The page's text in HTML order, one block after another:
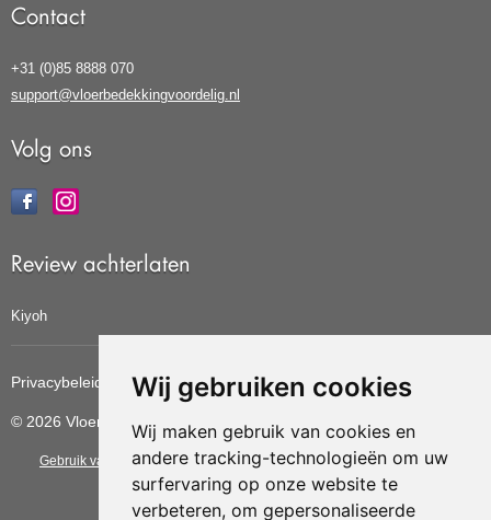
Wij gebruiken cookies
Wij maken gebruik van cookies en
andere tracking-technologieën om uw
surfervaring op onze website te
verbeteren, om gepersonaliseerde
Contact
+31 (0)85 8888 070
support@vloerbedekkingvoordelig.nl
Volg ons
Review achterlaten
Kiyoh
Privacybeleid Cookiebeleid Update cookies voorkeuren
© 2026 Vloerbedekkingvoordelig
Gebruik van deze site betekent dat u dealgemene voorwaarden van CBW
erkende woonwinkels accepteert.